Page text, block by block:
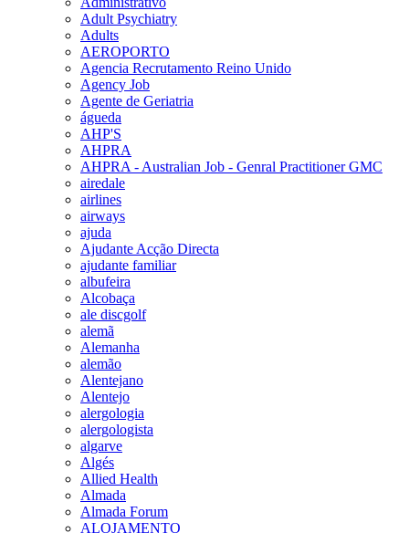
Adult Psychiatry
Adults
AEROPORTO
Agencia Recrutamento Reino Unido
Agency Job
Agente de Geriatria
águeda
AHP'S
AHPRA
AHPRA - Australian Job - Genral Practitioner GMC
airedale
airlines
airways
ajuda
Ajudante Acção Directa
ajudante familiar
albufeira
Alcobaça
ale discgolf
alemã
Alemanha
alemão
Alentejano
Alentejo
alergologia
alergologista
algarve
Algés
Allied Health
Almada
Almada Forum
ALOJAMENTO